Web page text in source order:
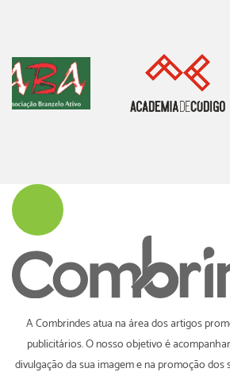
A Combrindes atua na área dos artigos
publicitários. O nosso objetivo é
divulgação da sua imagem e na promoção dos